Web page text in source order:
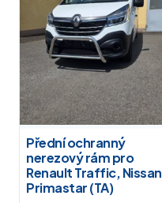
Přední ochranný
nerezový rám pro
Renault Traffic, Nissan
Primastar (TA)